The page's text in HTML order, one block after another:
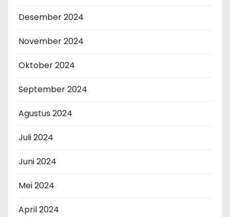
Desember 2024
November 2024
Oktober 2024
September 2024
Agustus 2024
Juli 2024
Juni 2024
Mei 2024
April 2024